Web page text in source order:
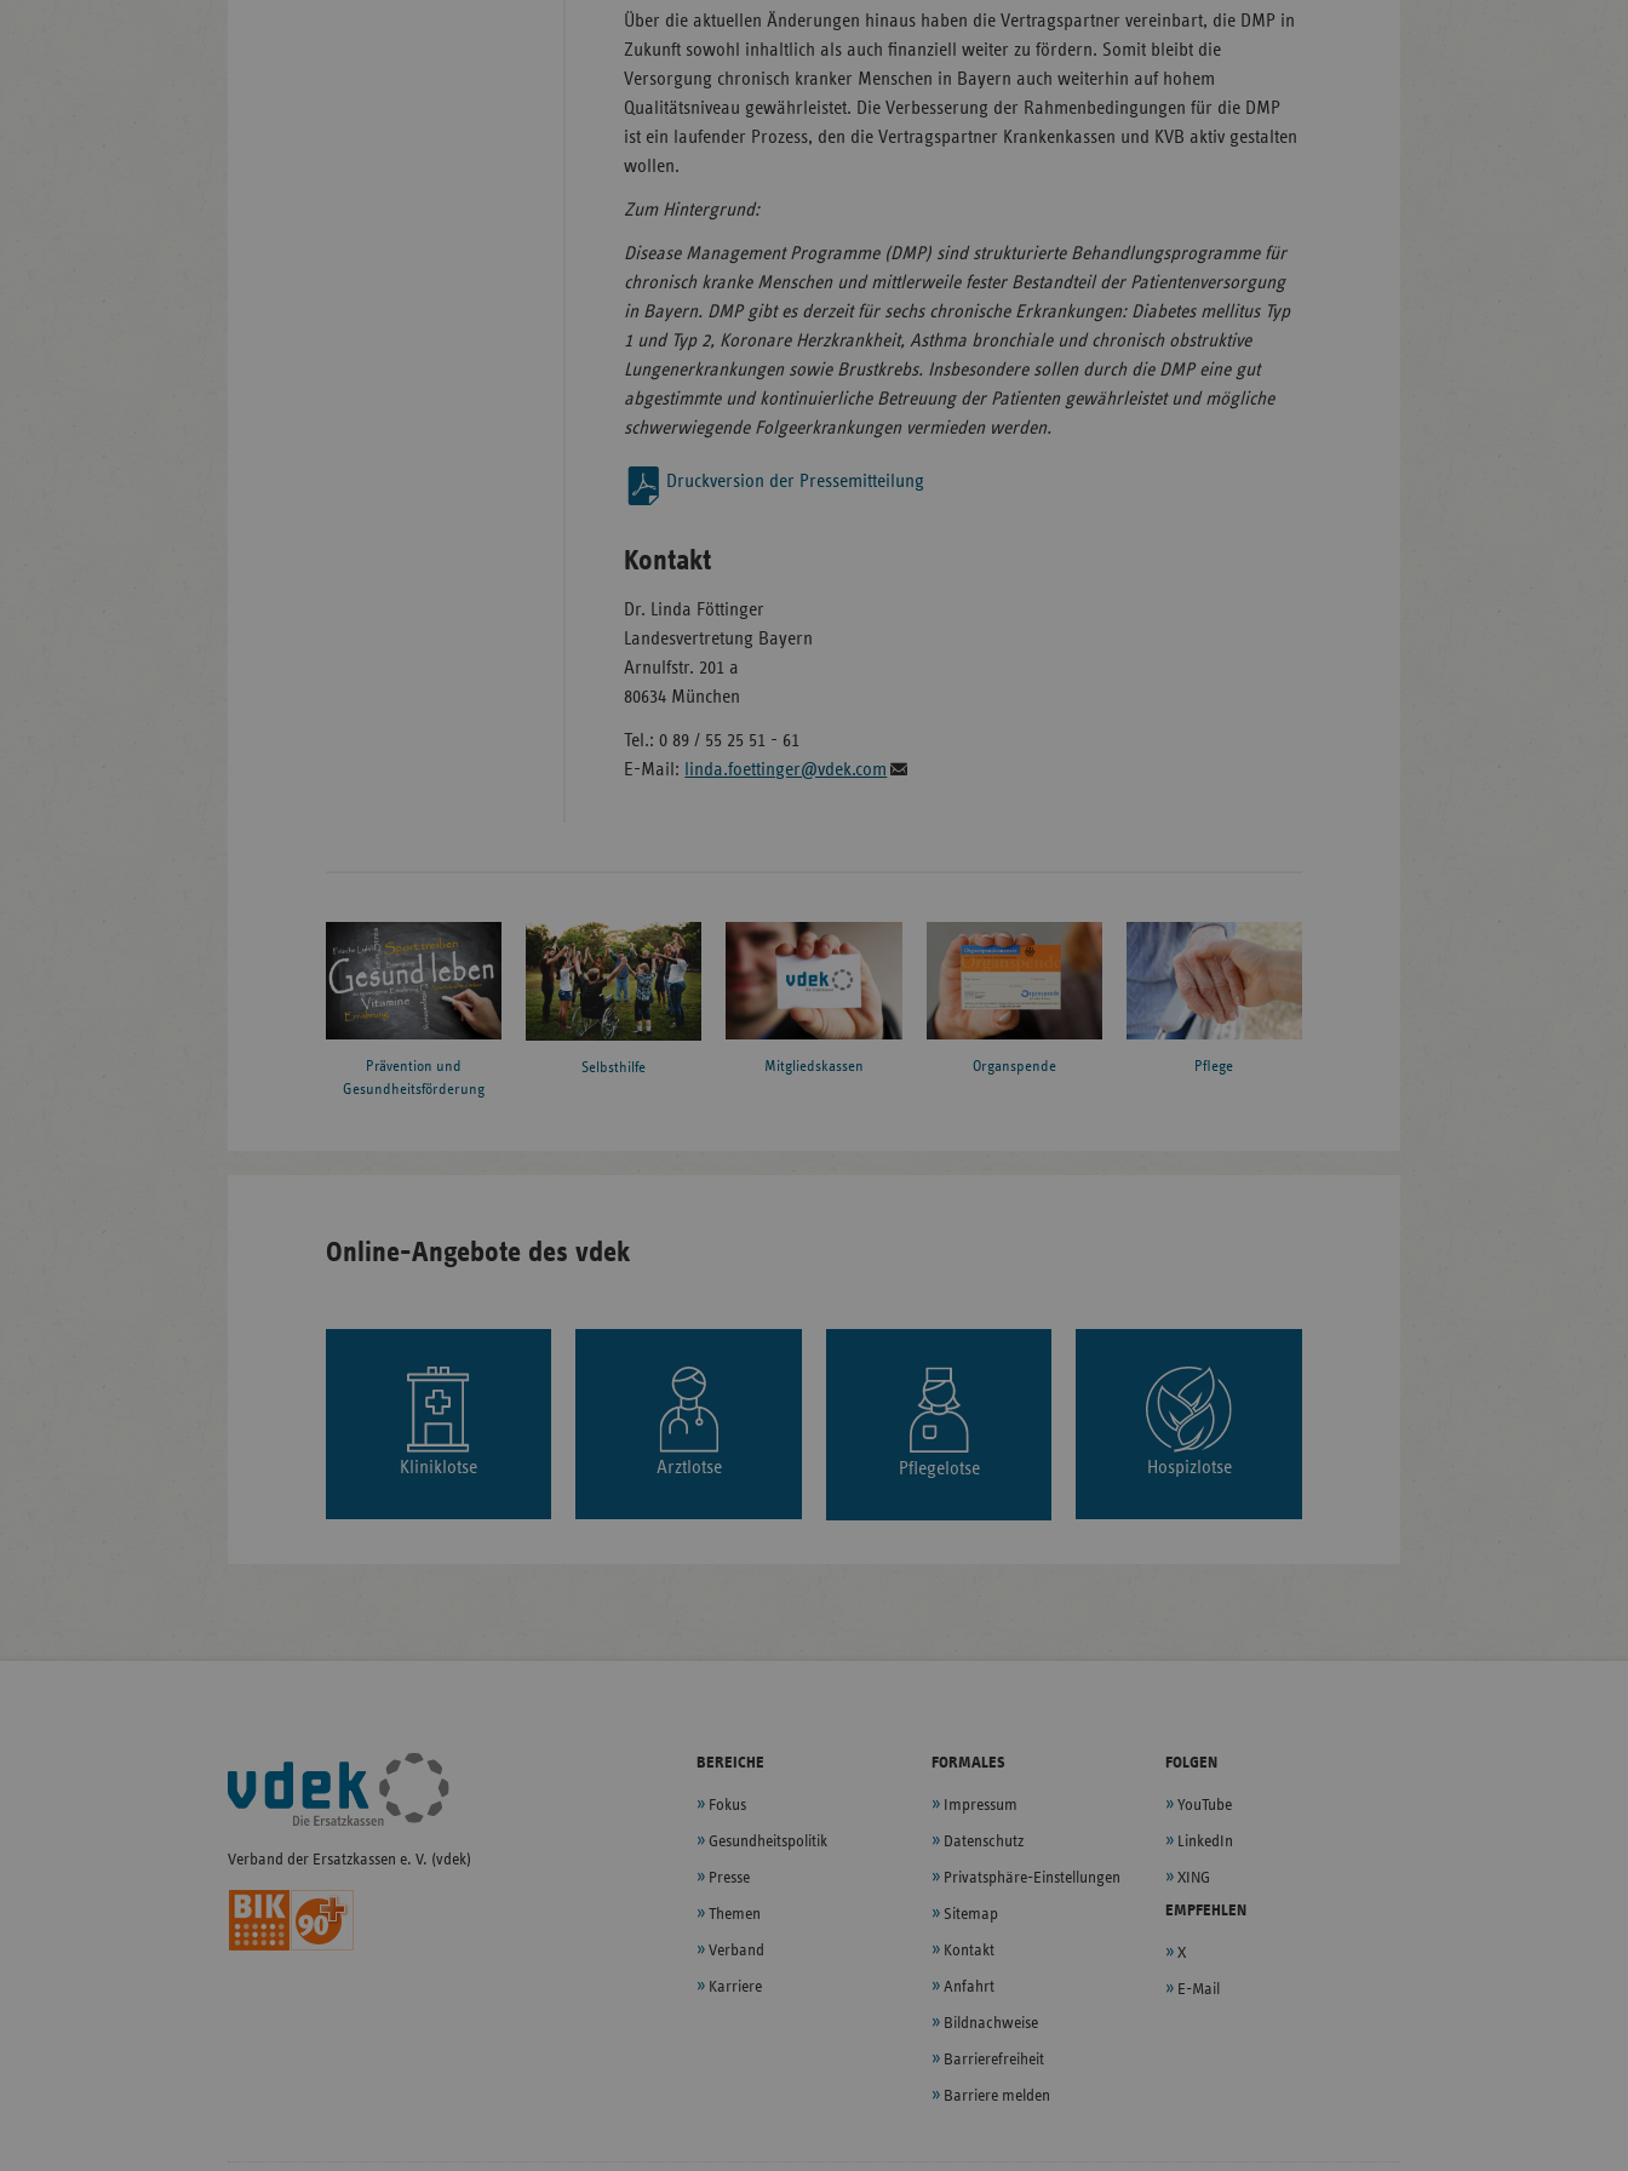
Über die aktuellen Änderungen hinaus haben die Vertragspartner vereinbart, die DMP in
Zukunft sowohl inhaltlich als auch finanziell weiter zu fördern. Somit bleibt die
Versorgung chronisch kranker Menschen in Bayern auch weiterhin auf hohem
Qualitätsniveau gewährleistet. Die Verbesserung der Rahmenbedingungen für die DMP
ist ein laufender Prozess, den die Vertragspartner Krankenkassen und KVB aktiv gestalten
wollen.
Zum Hintergrund:
Disease Management Programme (DMP) sind strukturierte Behandlungsprogramme für
chronisch kranke Menschen und mittlerweile fester Bestandteil der Patientenversorgung
in Bayern. DMP gibt es derzeit für sechs chronische Erkrankungen: Diabetes mellitus Typ
1 und Typ 2, Koronare Herzkrankheit, Asthma bronchiale und chronisch obstruktive
Lungenerkrankungen sowie Brustkrebs. Insbesondere sollen durch die DMP eine gut
abgestimmte und kontinuierliche Betreuung der Patienten gewährleistet und mögliche
schwerwiegende Folgeerkrankungen vermieden werden.
Druckversion der Pressemitteilung
Kontakt
Dr. Linda Föttinger
Landesvertretung Bayern
Arnulfstr. 201 a
80634 München
Tel.: 0 89 / 55 25 51 - 61
E-Mail:
linda.foettinger@vdek.com
Prävention und
Gesundheitsförderung
Selbsthilfe Mitgliedskassen Organspende Pflege
Online-Angebote des vdek
Kliniklotse Arztlotse Pflegelotse Hospizlotse
Fußleisten-
Navigation
Verband der Ersatzkassen e. V. (vdek)
BEREICHE
Fokus
Gesundheitspolitik
Presse
Themen
Verband
Karriere
FORMALES
Impressum
Datenschutz
Privatsphäre-Einstellungen
Sitemap
Kontakt
Anfahrt
Bildnachweise
Barrierefreiheit
Barriere melden
FOLGEN
YouTube
LinkedIn
XING
EMPFEHLEN
X
E-Mail